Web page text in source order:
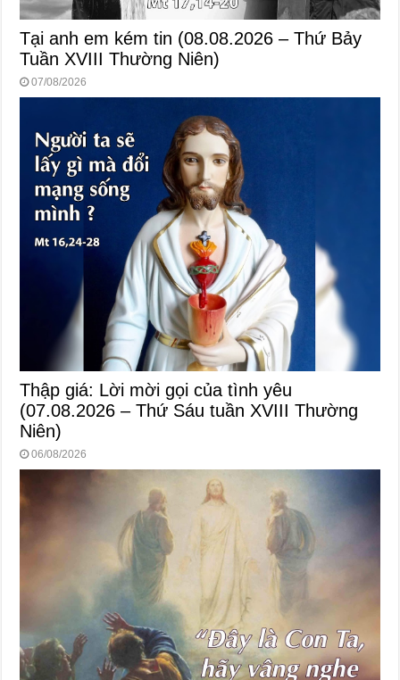
Tại anh em kém tin (08.08.2026 – Thứ Bảy
Tuần XVIII Thường Niên)
07/08/2026
Thập giá: Lời mời gọi của tình yêu
(07.08.2026 – Thứ Sáu tuần XVIII Thường
Niên)
06/08/2026